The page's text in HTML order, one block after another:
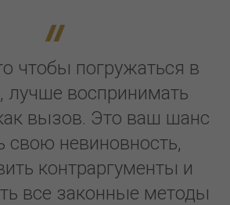
чтобы погружаться в
лучше воспринимать
вызов. Это ваш шанс
свою невиновность,
контраргументы и
все законные методы